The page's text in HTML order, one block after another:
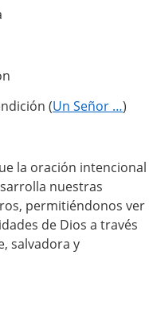
(Un Señor …)
la oración intencional
nuestras
permitiéndonos ver
de Dios a través
salvadora y